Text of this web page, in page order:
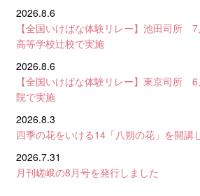
2026.8.6
【全国いけばな体験リレー】池田司所
高等学校辻校で実施
2026.8.6
【全国いけばな体験リレー】東京司所
院で実施
2026.8.3
四季の花をいける14「八朔の花」を開講
2026.7.31
月刊嵯峨の8月号を発行しました